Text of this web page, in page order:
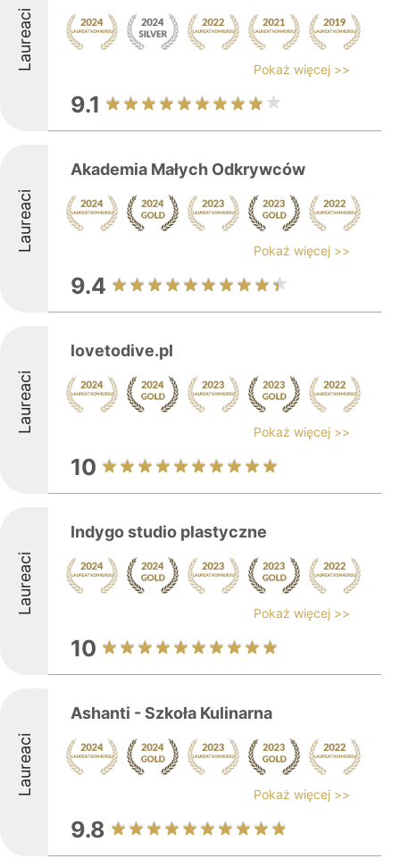
Laureaci Pokaż więcej >>
9.1
Laureaci
Akademia Małych Odkrywców
Pokaż więcej >>
9.4
Laureaci
lovetodive.pl
Pokaż więcej >>
10
Laureaci
Indygo studio plastyczne
Pokaż więcej >>
10
Laureaci
Ashanti - Szkoła Kulinarna
Pokaż więcej >>
9.8